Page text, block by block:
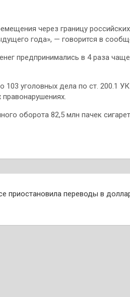
через границу российских
года», — говорится в
предпринимались в 4 раза
уголовных дела по ст. 200.1 УК
оборота 82,5 млн пачек
приостановила переводы в